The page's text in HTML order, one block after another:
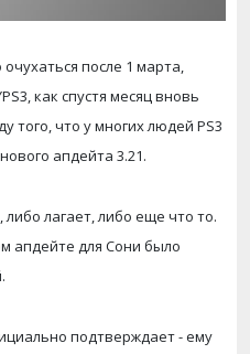
после 1 марта,
как спустя месяц вновь
того, что у многих людей PS3
апдейта 3.21.
лагает, либо еще что то.
апдейте для Сони было
подтверждает - ему